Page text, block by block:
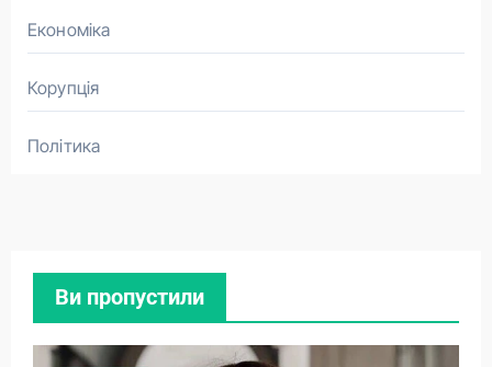
Економіка
Корупція
Політика
Ви пропустили